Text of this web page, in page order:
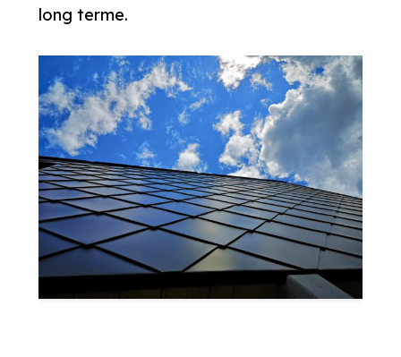
long terme.